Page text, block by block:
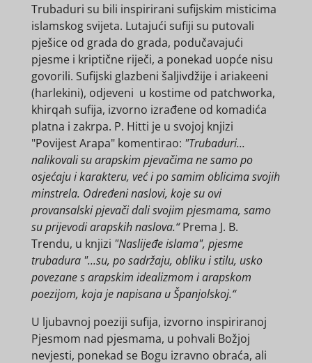
Trubaduri su bili inspirirani sufijskim misticima
islamskog svijeta. Lutajući sufiji su putovali
pješice od grada do grada, podučavajući
pjesme i kriptične riječi, a ponekad uopće nisu
govorili. Sufijski glazbeni šaljivdžije i ariakeeni
(harlekini), odjeveni u kostime od patchworka,
khirqah sufija, izvorno izrađene od komadića
platna i zakrpa. P. Hitti je u svojoj knjizi
"Povijest Arapa" komentirao: "Trubaduri...
nalikovali su arapskim pjevačima ne samo po
osjećaju i karakteru, već i po samim oblicima svojih
minstrela. Određeni naslovi, koje su ovi
provansalski pjevači dali svojim pjesmama, samo
su prijevodi arapskih naslova.“Prema J. B.
Trendu, u knjizi "Naslijeđe islama", pjesme
trubadura "...su, po sadržaju, obliku i stilu, usko
povezane s arapskim idealizmom i arapskom
poezijom, koja je napisana u Španjolskoj.“
U ljubavnoj poeziji sufija, izvorno inspiriranoj
Pjesmom nad pjesmama, u pohvali Božjoj
nevjesti, ponekad se Bogu izravno obraća, ali